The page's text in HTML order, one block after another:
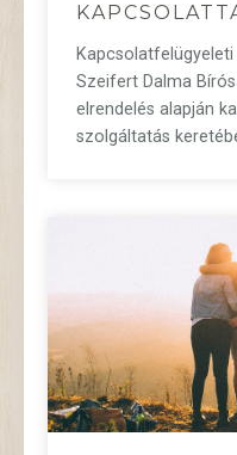
Szeifert Dalma
elrendelés alapján
szolgáltatás